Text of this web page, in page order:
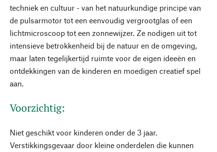
techniek en cultuur - van het natuurkundige principe van
de pulsarmotor tot een eenvoudig vergrootglas of een
lichtmicroscoop tot een zonnewijzer. Ze nodigen uit tot
intensieve betrokkenheid bij de natuur en de omgeving,
maar laten tegelijkertijd ruimte voor de eigen ideeën en
ontdekkingen van de kinderen en moedigen creatief spel
aan.
Voorzichtig:
Niet geschikt voor kinderen onder de 3 jaar.
Verstikkingsgevaar door kleine onderdelen die kunnen